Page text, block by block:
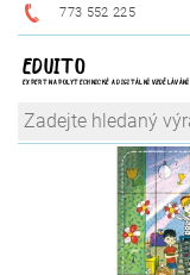
773 552 225
EDUITO
EXPERT NA POLYTECHNICKÉ A DIGITÁLNÍ VZDĚLÁVÁNÍ